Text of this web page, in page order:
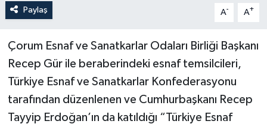
Paylaş A- A+
Çorum Esnaf ve Sanatkarlar Odaları Birliği Başkanı
Recep Gür ile beraberindeki esnaf temsilcileri,
Türkiye Esnaf ve Sanatkarlar Konfederasyonu
tarafından düzenlenen ve Cumhurbaşkanı Recep
Tayyip Erdoğan’ın da katıldığı “Türkiye Esnaf